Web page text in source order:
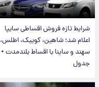
شرایط تازه فروش اقساطی سایپا
اعلام شد؛ شاهین، کوییک، اطلس،
سهند و ساینا با اقساط بلندمدت +
جدول